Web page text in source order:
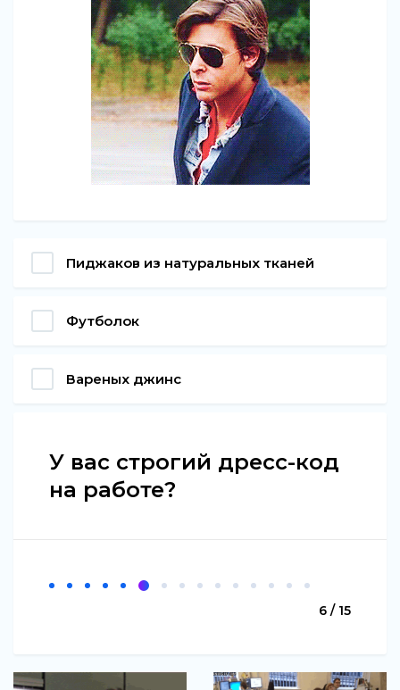
Пиджаков из натуральных тканей
Футболок
Вареных джинс
У вас строгий дресс-код
на работе?
6 / 15